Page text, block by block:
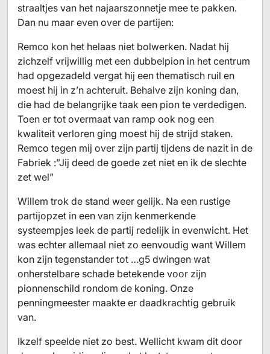
straaltjes van het najaarszonnetje mee te pakken.
Dan nu maar even over de partijen:
Remco kon het helaas niet bolwerken. Nadat hij
zichzelf vrijwillig met een dubbelpion in het centrum
had opgezadeld vergat hij een thematisch ruil en
moest hij in z’n achteruit. Behalve zijn koning dan,
die had de belangrijke taak een pion te verdedigen.
Toen er tot overmaat van ramp ook nog een
kwaliteit verloren ging moest hij de strijd staken.
Remco tegen mij over zijn partij tijdens de nazit in de
Fabriek :”Jij deed de goede zet niet en ik de slechte
zet wel”
Willem trok de stand weer gelijk. Na een rustige
partijopzet in een van zijn kenmerkende
systeempjes leek de partij redelijk in evenwicht. Het
was echter allemaal niet zo eenvoudig want Willem
kon zijn tegenstander tot …g5 dwingen wat
onherstelbare schade betekende voor zijn
pionnenschild rondom de koning. Onze
penningmeester maakte er daadkrachtig gebruik
van.
Ikzelf speelde niet zo best. Wellicht kwam dit door